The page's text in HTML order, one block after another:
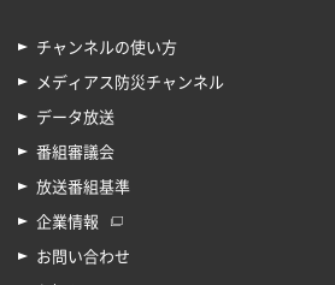
チャンネルの使い方
メディアス防災チャンネル
データ放送
番組審議会
放送番組基準
企業情報
お問い合わせ